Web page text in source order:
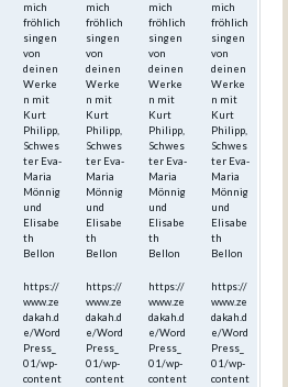
mich
fröhlich
singen
von
deinen
Werke
n mit
Kurt
Philipp,
Schwes
ter Eva-
Maria
Mönnig
und
Elisabe
th
Bellon
https://
www.ze
dakah.d
e/Word
Press_
01/wp-
content
mich
fröhlich
singen
von
deinen
Werke
n mit
Kurt
Philipp,
Schwes
ter Eva-
Maria
Mönnig
und
Elisabe
th
Bellon
https://
www.ze
dakah.d
e/Word
Press_
01/wp-
content
mich
fröhlich
singen
von
deinen
Werke
n mit
Kurt
Philipp,
Schwes
ter Eva-
Maria
Mönnig
und
Elisabe
th
Bellon
https://
www.ze
dakah.d
e/Word
Press_
01/wp-
content
mich
fröhlich
singen
von
deinen
Werke
n mit
Kurt
Philipp,
Schwes
ter Eva-
Maria
Mönnig
und
Elisabe
th
Bellon
https://
www.ze
dakah.d
e/Word
Press_
01/wp-
content